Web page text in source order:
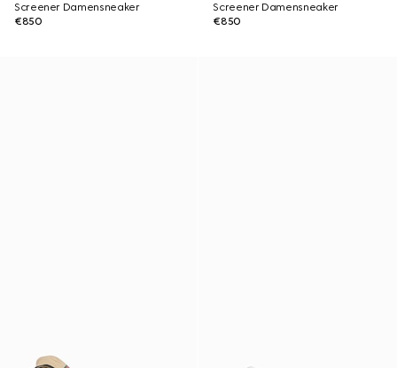
Screener Damensneaker
€850
Screener Damensneaker
€850